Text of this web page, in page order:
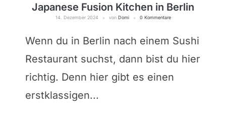
Japanese Fusion Kitchen in Berlin
14. Dezember 2024 von Domi 0 Kommentare
Wenn du in Berlin nach einem Sushi
Restaurant suchst, dann bist du hier
richtig. Denn hier gibt es einen
erstklassigen...